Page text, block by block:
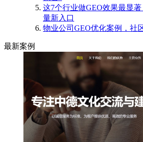
这7个行业做GEO效果最显
量新入口
物业公司GEO优化案例，社
最新案例